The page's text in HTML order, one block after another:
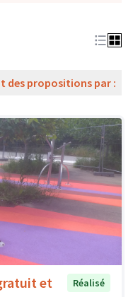
des propositions par :
et
Réalisé